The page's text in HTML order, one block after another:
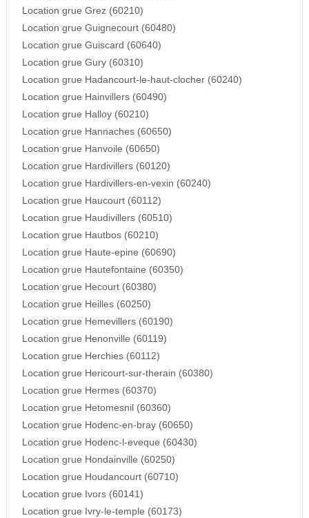
Location grue Grez (60210)
Location grue Guignecourt (60480)
Location grue Guiscard (60640)
Location grue Gury (60310)
Location grue Hadancourt-le-haut-clocher (60240)
Location grue Hainvillers (60490)
Location grue Halloy (60210)
Location grue Hannaches (60650)
Location grue Hanvoile (60650)
Location grue Hardivillers (60120)
Location grue Hardivillers-en-vexin (60240)
Location grue Haucourt (60112)
Location grue Haudivillers (60510)
Location grue Hautbos (60210)
Location grue Haute-epine (60690)
Location grue Hautefontaine (60350)
Location grue Hecourt (60380)
Location grue Heilles (60250)
Location grue Hemevillers (60190)
Location grue Henonville (60119)
Location grue Herchies (60112)
Location grue Hericourt-sur-therain (60380)
Location grue Hermes (60370)
Location grue Hetomesnil (60360)
Location grue Hodenc-en-bray (60650)
Location grue Hodenc-l-eveque (60430)
Location grue Hondainville (60250)
Location grue Houdancourt (60710)
Location grue Ivors (60141)
Location grue Ivry-le-temple (60173)